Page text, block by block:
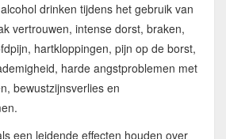
drinken tijdens het gebruik van
vertrouwen, intense dorst, braken,
hartkloppingen, pijn op de borst,
harde angstproblemen met
bewustzijnsverlies en
een leidende effecten houden over